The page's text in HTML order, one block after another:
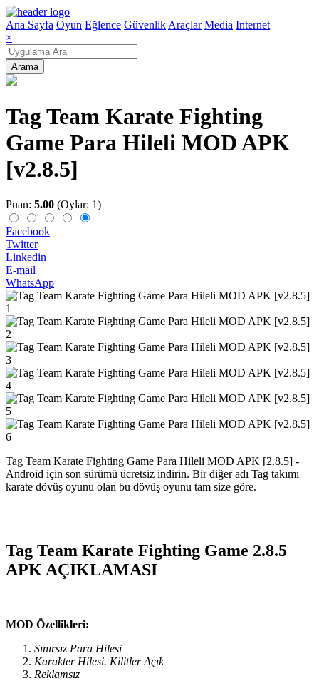
Ana Sayfa Oyun Eğlence Güvenlik Araçlar Media Internet
×
Arama
Tag Team Karate Fighting
Game Para Hileli MOD APK
[v2.8.5]
Puan: 5.00 (Oylar: 1)
Facebook
Twitter
Linkedin
E-mail
WhatsApp
Tag Team Karate Fighting Game Para Hileli MOD APK [2.8.5] -
Android için son sürümü ücretsiz indirin. Bir diğer adı Tag takımı
karate dövüş oyunu olan bu dövüş oyunu tam size göre.
Tag Team Karate Fighting Game 2.8.5
APK AÇIKLAMASI
MOD Özellikleri:
Sınırsız Para Hilesi
Karakter Hilesi. Kilitler Açık
Reklamsız